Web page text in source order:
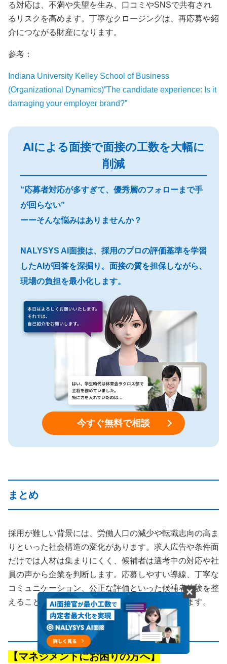
る対応は、不満や失望を生み、口コミやSNSで共有され
るリスクを高めます。丁寧なクロージングは、再応募や紹
介につながる財産になります。
参考：
Indiana University Kelley School of Business
(Organizational Dynamics)”The candidate experience: Is it
damaging your employer brand?”
AIによる面接で面接の工数を大幅に
削減
“応募者対応が多すぎて、優秀層のフォローまで手
が回らない”
ーーそんな悩みはありませんか？
NALYSYS AI面接は、採用のプロの評価基準を学習
したAIが回答を深掘り。面接の質を担保しながら、
現場の負担を最小化します。
今すぐ無料で相談
まとめ
採用が難しい背景には、労働人口の減少や転職志向の高ま
りといった社会構造の変化があります。求人広告や条件面
だけでは人材は集まりにくく、候補者は選考中の対応や社
員の声から企業を判断します。応募しやすい導線、丁寧な
コミュニケーション、公正な評価といった候補者体験を整
えることで、選ばれる企業へと近づくことができます。
【マネジメントにお困りの方へ】